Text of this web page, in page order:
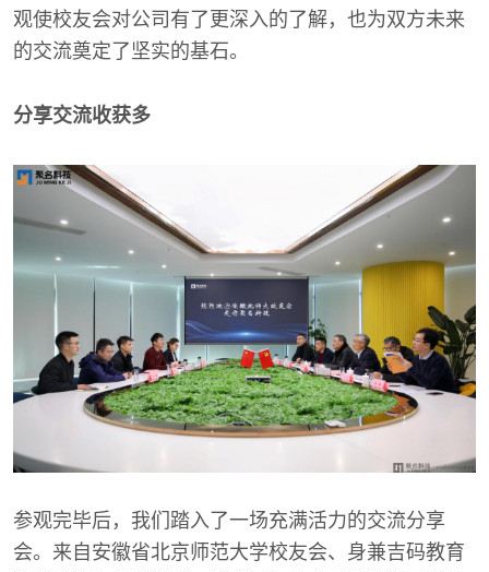
观使校友会对公司有了更深入的了解，也为双方未来
的交流奠定了坚实的基石。
分享交流收获多
参观完毕后，我们踏入了一场充满活力的交流分享
会。来自安徽省北京师范大学校友会、身兼吉码教育